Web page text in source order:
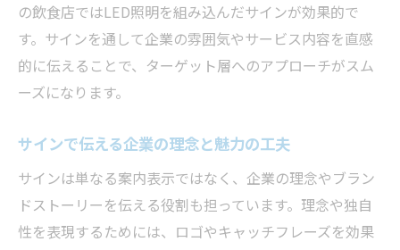
の飲食店ではLED照明を組み込んだサインが効果的で
す。サインを通して企業の雰囲気やサービス内容を直感
的に伝えることで、ターゲット層へのアプローチがスム
ーズになります。
サインで伝える企業の理念と魅力の工夫
サインは単なる案内表示ではなく、企業の理念やブラン
ドストーリーを伝える役割も担っています。理念や独自
性を表現するためには、ロゴやキャッチフレーズを効果